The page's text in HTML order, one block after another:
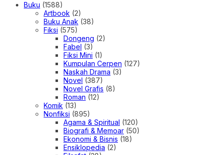
Buku (1588)
Artbook (2)
Buku Anak (38)
Fiksi (575)
Dongeng (2)
Fabel (3)
Fiksi Mini (1)
Kumpulan Cerpen (127)
Naskah Drama (3)
Novel (387)
Novel Grafis (8)
Roman (12)
Komik (13)
Nonfiksi (895)
Agama & Spiritual (120)
Biografi & Memoar (50)
Ekonomi & Bisnis (18)
Ensiklopedia (2)